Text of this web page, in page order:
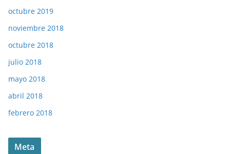
octubre 2019
noviembre 2018
octubre 2018
julio 2018
mayo 2018
abril 2018
febrero 2018
Meta